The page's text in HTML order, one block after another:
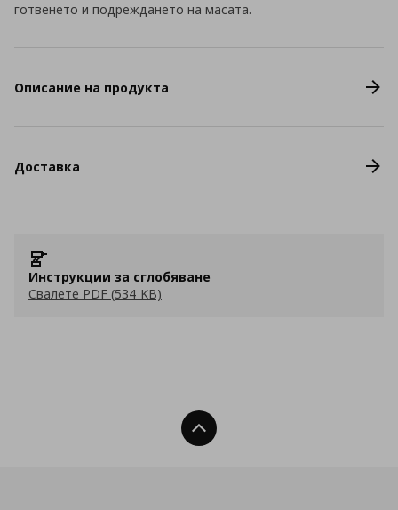
готвенето и подреждането на масата.
Описание на продукта
Доставка
Инструкции за сглобяване
Свалете PDF (534 KB)
Нагоре